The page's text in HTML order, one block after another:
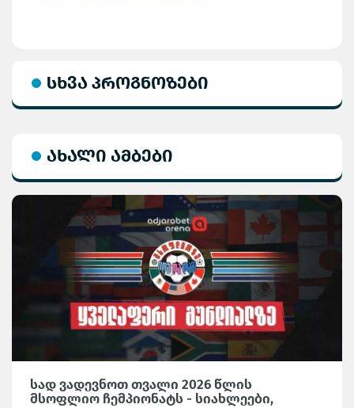
სხვა პროგნოზები
ახალი ამბები
სად ვადევნოთ თვალი 2026 წლის
მსოფლიო ჩემპიონატს - სიახლეები,